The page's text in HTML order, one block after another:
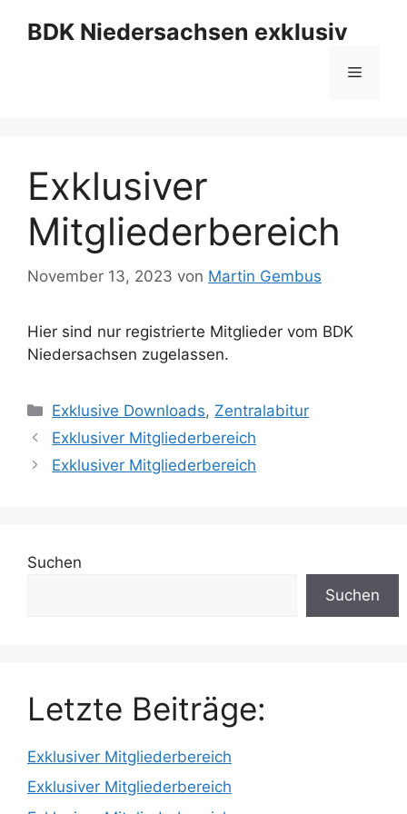
InhaltBDK Niedersachsen exklusiv
Menü
Exklusiver
Mitgliederbereich
November 13, 2023 von Martin Gembus
Hier sind nur registrierte Mitglieder vom BDK
Niedersachsen zugelassen.
Kategorien
Exklusive Downloads, Zentralabitur
Exklusiver Mitgliederbereich
Exklusiver Mitgliederbereich
Suchen
Suchen
Letzte Beiträge:
Exklusiver Mitgliederbereich
Exklusiver Mitgliederbereich